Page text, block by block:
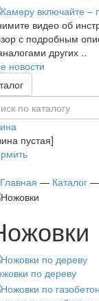
видео об
с подробным
других ..
новости
пустая]
Главная — Каталог —
по дереву